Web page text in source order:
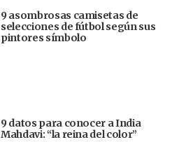
9 asombrosas camisetas de
selecciones de fútbol según sus
pintores símbolo
9 datos para conocer a India
Mahdavi: “la reina del color”